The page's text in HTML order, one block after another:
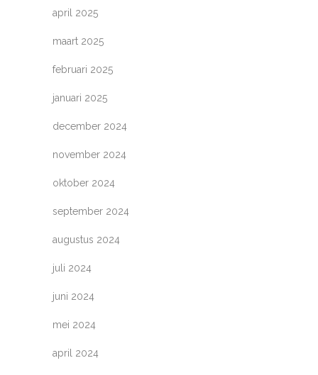
april 2025
maart 2025
februari 2025
januari 2025
december 2024
november 2024
oktober 2024
september 2024
augustus 2024
juli 2024
juni 2024
mei 2024
april 2024